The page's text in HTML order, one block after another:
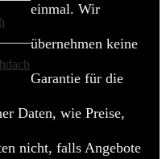
einmal. Wir
übernehmen keine
Garantie für die
Daten, wie Preise,
nicht, falls Angebote